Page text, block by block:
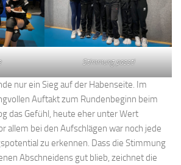
Stimmung passt!
nur ein Sieg auf der Habenseite. Im
Auftakt zum Rundenbeginn beim
das Gefühl, heute eher unter Wert
allem bei den Aufschlägen war noch jede
zu erkennen. Dass die Stimmung
Abschneidens gut blieb, zeichnet die